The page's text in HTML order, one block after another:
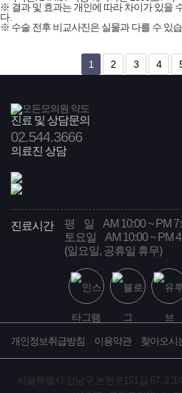
※ 결과 및 효과는 개인에 따라 차이가 있을
다.
※ 수술 전후 비교사진은 실물과 다를 수 있
1 2 3 4
진료 및 상담문의
02.544.3666
의료진 상담
진료시간 평 일 AM 10:00 ~ PM
토요일 AM 10:00 ~ PM
(일요일, 공휴일 휴무)
개인정보취급방침 이용약관 찾아오시
서울특별시 강남구 논현로151길 57,